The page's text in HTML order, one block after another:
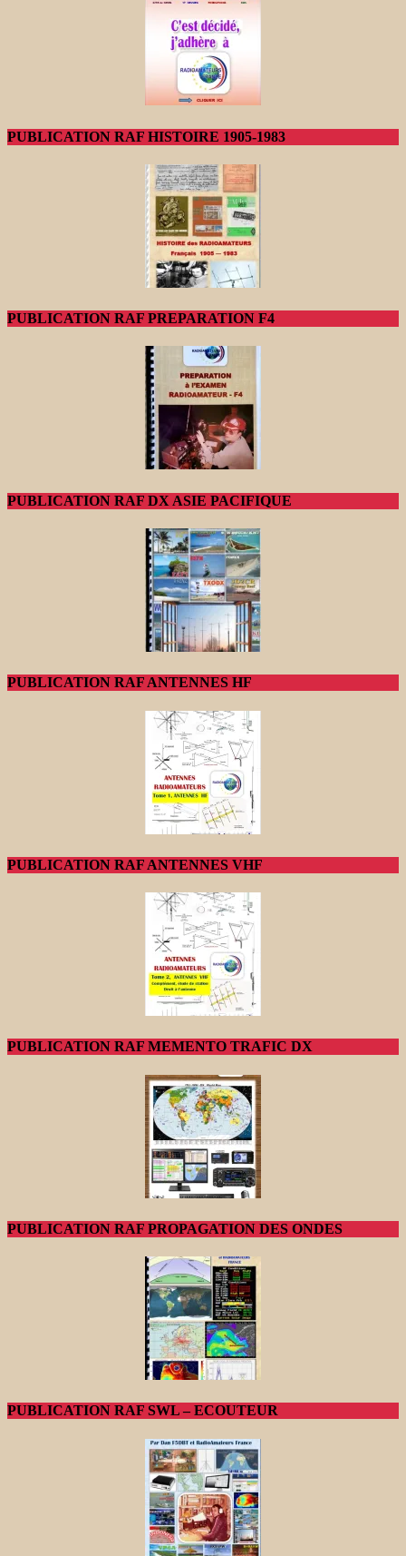
PUBLICATION RAF HISTOIRE 1905-1983
PUBLICATION RAF PREPARATION F4
PUBLICATION RAF DX ASIE PACIFIQUE
PUBLICATION RAF ANTENNES HF
PUBLICATION RAF ANTENNES VHF
PUBLICATION RAF MEMENTO TRAFIC DX
PUBLICATION RAF PROPAGATION DES ONDES
PUBLICATION RAF SWL – ECOUTEUR